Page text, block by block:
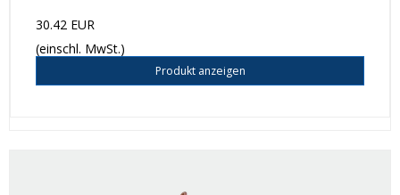
30.42 EUR
(einschl. MwSt.)
Produkt anzeigen